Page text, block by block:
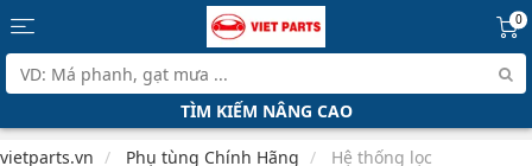
0
TÌM KIẾM NÂNG CAO
vietparts.vn Phụ tùng Chính Hãng Hệ thống lọc